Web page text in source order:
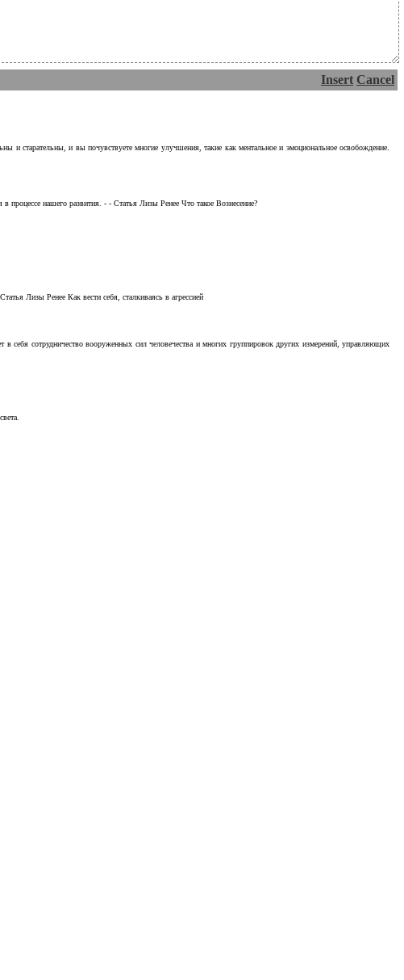
Insert Cancel
и старательны, и вы почувствуете многие улучшения, такие как ментальное и эмоциональное освобождение.
нашего развития. - - Статья Лизы Ренее Что такое Вознесение?
Лизы Ренее Как вести себя, сталкиваясь в агрессией
себя сотрудничество вооруженных сил человечества и многих группировок других измерений, управляющих